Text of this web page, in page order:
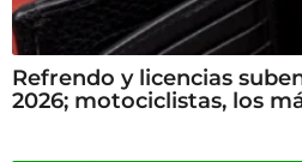
Refrendo y licencias
2026; motociclistas, los